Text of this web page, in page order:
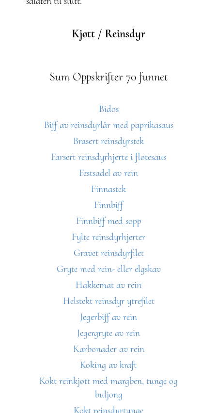
Kjøtt / Reinsdyr
Sum Oppskrifter 70 funnet
Bidos
Biff av reinsdyrlår med paprikasaus
Brasert reinsdyrstek
Farsert reinsdyrhjerte i fløtesaus
Festsadel av rein
Finnastek
Finnbiff
Finnbiff med sopp
Fylte reinsdyrhjerter
Gravet reinsdyrfilet
Gryte med rein- eller elgskav
Hakkemat av rein
Helstekt reinsdyr ytrefilet
Jegerbiff av rein
Jegergryte av rein
Karbonader av rein
Koking av kraft
Kokt reinkjøtt med margben, tunge og
buljong
Kokt reinsdyrtunge